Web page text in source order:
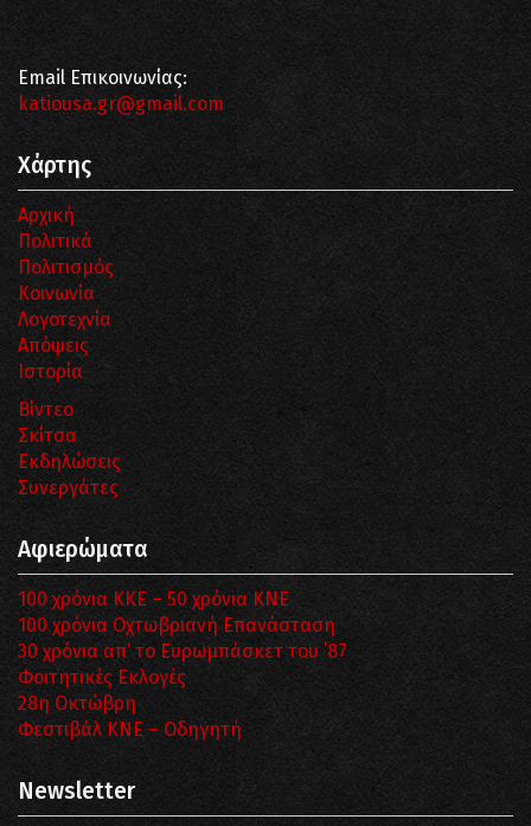
Email Επικοινωνίας:
katiousa.gr@gmail.com
Χάρτης
Αρχική
Πολιτικά
Πολιτισμός
Κοινωνία
Λογοτεχνία
Απόψεις
Ιστορία
Βίντεο
Σκίτσα
Εκδηλώσεις
Συνεργάτες
Αφιερώματα
100 χρόνια ΚΚΕ – 50 χρόνια ΚΝΕ
100 χρόνια Οχτωβριανή Επανάσταση
30 χρόνια απ’ το Ευρωμπάσκετ του ΄87
Φοιτητικές Εκλογές
28η Οκτώβρη
Φεστιβάλ ΚΝΕ – Οδηγητή
Newsletter